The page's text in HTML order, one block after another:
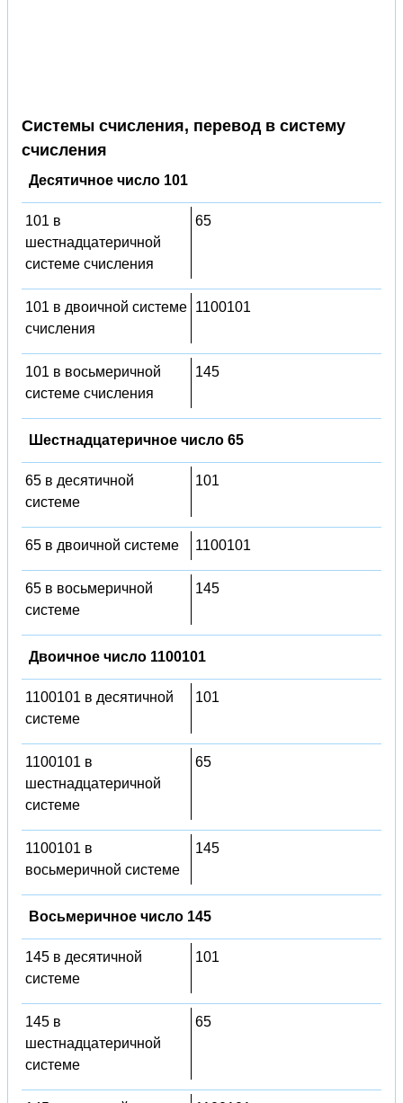
Системы счисления, перевод в систему
счисления
Десятичное число 101
101 в
шестнадцатеричной
системе счисления
65
101 в двоичной системе
счисления
1100101
101 в восьмеричной
системе счисления
145
Шестнадцатеричное число 65
65 в десятичной
системе
101
65 в двоичной системе 1100101
65 в восьмеричной
системе
145
Двоичное число 1100101
1100101 в десятичной
системе
101
1100101 в
шестнадцатеричной
системе
65
1100101 в
восьмеричной системе
145
Восьмеричное число 145
145 в десятичной
системе
101
145 в
шестнадцатеричной
системе
65